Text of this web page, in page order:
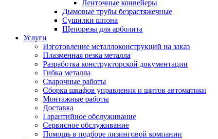
Ленточные конвейеры
Дымовые трубы безрастяжечные
Сушилки шпона
Щепорезы для арболита
Услуги
Изготовление металлоконструкций на заказ
Плазменная резка металла
Разработка конструкторской документации
Гибка металла
Сварочные работы
Сборка шкафов управления и щитов автоматики
Монтажные работы
Доставка
Гарантийное обслуживание
Сервисное обслуживание
Помощь в подборе лизинговой компании